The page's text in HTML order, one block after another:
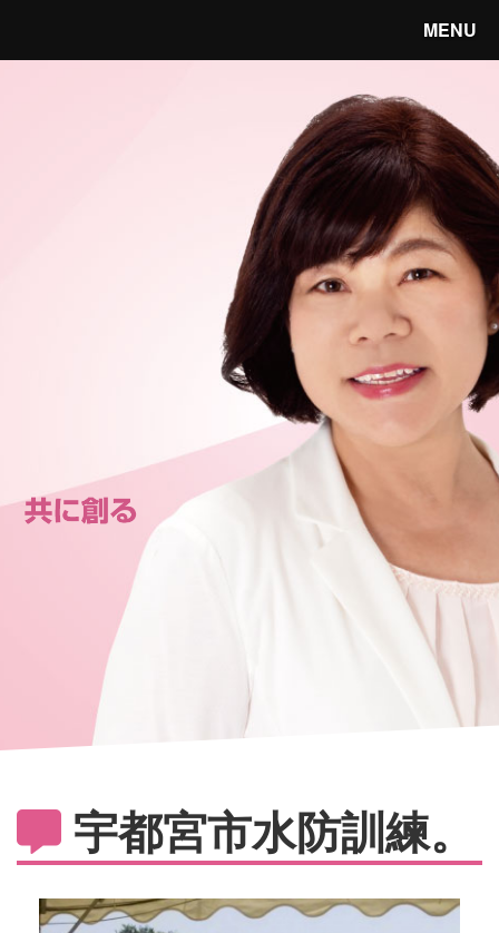
MENU
宇都宮市水防訓練。